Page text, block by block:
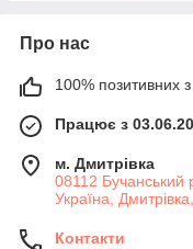
Про нас
100% позитивних з
Працює з
м. Дмитрiвка
08112 Бучанський
Україна,
Контакти